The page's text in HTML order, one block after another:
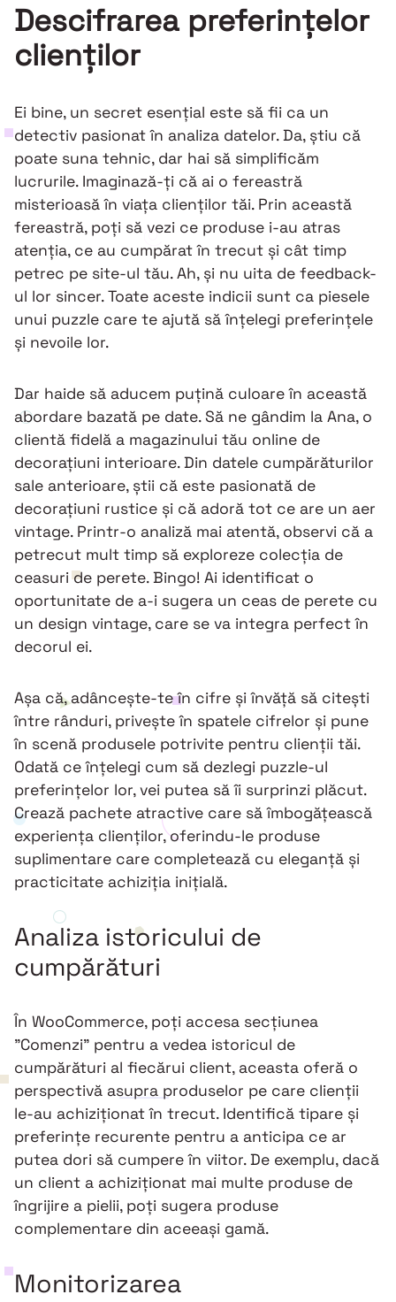
Descifrarea preferințelor
clienților
Ei bine, un secret esențial este să fii ca un
detectiv pasionat în analiza datelor. Da, știu că
poate suna tehnic, dar hai să simplificăm
lucrurile. Imaginază-ți că ai o fereastră
misterioasă în viața clienților tăi. Prin această
fereastră, poți să vezi ce produse i-au atras
atenția, ce au cumpărat în trecut și cât timp
petrec pe site-ul tău. Ah, și nu uita de feedback-
ul lor sincer. Toate aceste indicii sunt ca piesele
unui puzzle care te ajută să înțelegi preferințele
și nevoile lor.
Dar haide să aducem puțină culoare în această
abordare bazată pe date. Să ne gândim la Ana, o
clientă fidelă a magazinului tău online de
decorațiuni interioare. Din datele cumpărăturilor
sale anterioare, știi că este pasionată de
decorațiuni rustice și că adoră tot ce are un aer
vintage. Printr-o analiză mai atentă, observi că a
petrecut mult timp să exploreze colecția de
ceasuri de perete. Bingo! Ai identificat o
oportunitate de a-i sugera un ceas de perete cu
un design vintage, care se va integra perfect în
decorul ei.
Așa că, adâncește-te în cifre și învăță să citești
între rânduri, privește în spatele cifrelor și pune
în scenă produsele potrivite pentru clienții tăi.
Odată ce înțelegi cum să dezlegi puzzle-ul
preferințelor lor, vei putea să îi surprinzi plăcut.
Crează pachete atractive care să îmbogățească
experiența clienților, oferindu-le produse
suplimentare care completează cu eleganță și
practicitate achiziția inițială.
Analiza istoricului de
cumpărături
În WooCommerce, poți accesa secțiunea
"Comenzi" pentru a vedea istoricul de
cumpărături al fiecărui client, aceasta oferă o
perspectivă asupra produselor pe care clienții
le-au achiziționat în trecut. Identifică tipare și
preferințe recurente pentru a anticipa ce ar
putea dori să cumpere în viitor. De exemplu, dacă
un client a achiziționat mai multe produse de
îngrijire a pielii, poți sugera produse
complementare din aceeași gamă.
Monitorizarea